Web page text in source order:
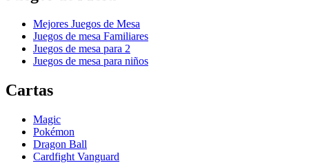
Mejores Juegos de Mesa
Juegos de mesa Familiares
Juegos de mesa para 2
Juegos de mesa para niños
Cartas
Magic
Pokémon
Dragon Ball
Cardfight Vanguard